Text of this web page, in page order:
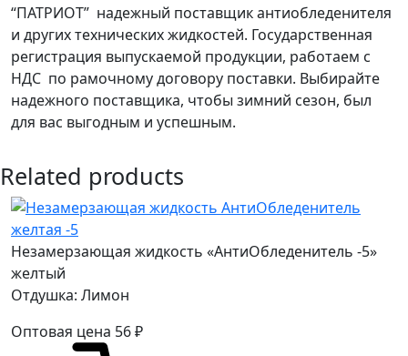
“ПАТРИОТ” надежный поставщик антиобледенителя
и других технических жидкостей. Государственная
регистрация выпускаемой продукции, работаем с
НДС по рамочному договору поставки. Выбирайте
надежного поставщика, чтобы зимний сезон, был
для вас выгодным и успешным.
Related products
Незамерзающая жидкость «АнтиОбледенитель -5»
желтый
Отдушка: Лимон
Оптовая цена 56₽